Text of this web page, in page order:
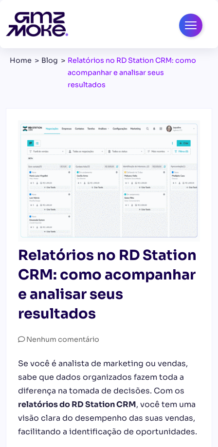
Home Blog
Relatórios no RD Station CRM: como
acompanhar e analisar seus
resultados
Relatórios no RD Station
CRM: como acompanhar
e analisar seus
resultados
Nenhum comentário
Se você é analista de marketing ou vendas,
sabe que dados organizados fazem toda a
diferença na tomada de decisões. Com os
relatórios do RD Station CRM, você tem uma
visão clara do desempenho das suas vendas,
facilitando a identificação de oportunidades.